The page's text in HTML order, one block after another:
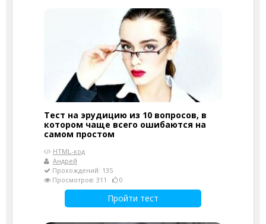
Тест на эрудицию из 10 вопросов, в
котором чаще всего ошибаются на
самом простом
HTML-код
Андрей
Прохождений: 135
Просмотров: 311
0
Пройти тест